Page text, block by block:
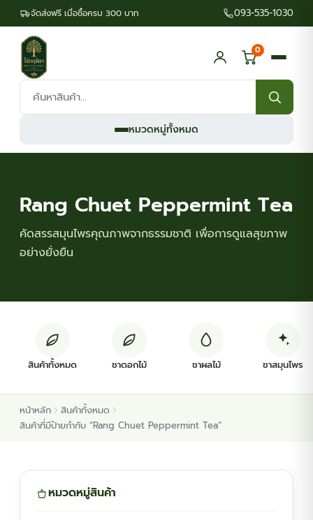
จัดส่งฟรี เมื่อซื้อครบ 300 บาท 093-535-1030
ค้นหา
สินค้า:
0
หมวดหมู่ทั้งหมด
ต้นพันธุ์สมุนไพร
ต้นพันธุ์ไม้ป่า
ไม้ดอกไม้ประดับ
Rang Chuet Peppermint Tea
คัดสรรสมุนไพรคุณภาพจากธรรมชาติ เพื่อการดูแลสุขภาพ
อย่างยั่งยืน
สินค้าทั้งหมด ชาดอกไม้ ชาผลไม้ ชาสมุนไพร
หน้าหลัก
สินค้าทั้งหมด
สินค้าที่มีป้ายกำกับ “Rang Chuet Peppermint Tea”
หมวดหมู่สินค้า